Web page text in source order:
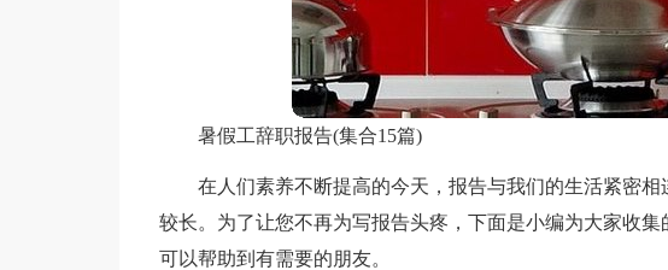
暑假工辞职报告(集合15篇)
在人们素养不断提高的今天，报告与我们的生活紧密
较长。为了让您不再为写报告头疼，下面是小编为大家收
可以帮助到有需要的朋友。